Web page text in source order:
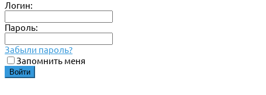
Логин:
Пароль:
Забыли пароль?
Запомнить меня